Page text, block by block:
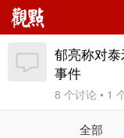
郁亮称对
事件
8 个讨论 • 1
全部